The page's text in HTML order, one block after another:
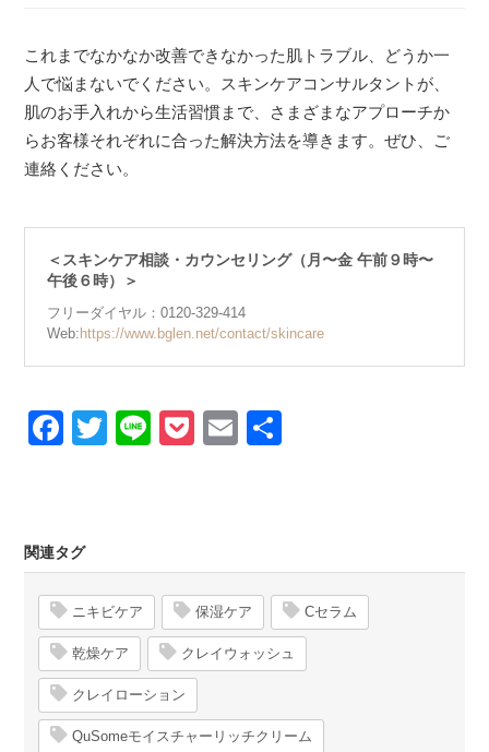
これまでなかなか改善できなかった肌トラブル、どうか一
人で悩まないでください。スキンケアコンサルタントが、
肌のお手入れから生活習慣まで、さまざまなアプローチか
らお客様それぞれに合った解決方法を導きます。ぜひ、ご
連絡ください。
＜スキンケア相談・カウンセリング（月〜金 午前９時〜
午後６時）＞
フリーダイヤル：0120-329-414
Web: https://www.bglen.net/contact/skincare
Facebook
Twitter
LinePocket
Email
関連タグ
ニキビケア 保湿ケア Cセラム
乾燥ケア クレイウォッシュ
クレイローション
QuSomeモイスチャーリッチクリーム